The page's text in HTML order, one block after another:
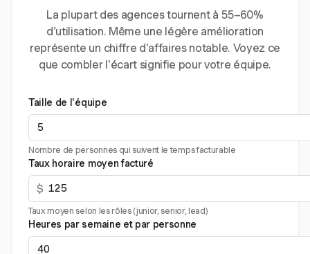
La plupart des agences tournent à 55–60%
d'utilisation. Même une légère amélioration
représente un chiffre d'affaires notable. Voyez ce
que combler l'écart signifie pour votre équipe.
Taille de l'équipe
Nombre de personnes qui suivent le temps facturable
Taux horaire moyen facturé
$
Taux moyen selon les rôles (junior, senior, lead)
Heures par semaine et par personne